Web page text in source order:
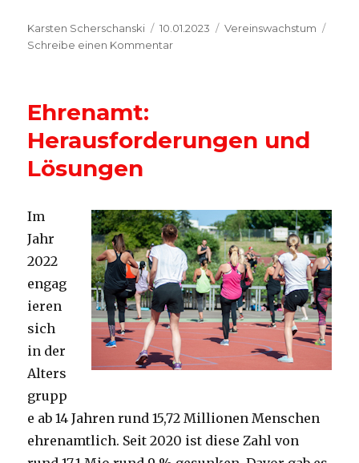
Autor
Karsten Scherschanski
Veröffentlicht
am
10.01.2023 Kategorien
Vereinswachstum
Schreibe einen Kommentarzu
Ehrenamt:
Herausforderungen und
Lösungen
Im
Jahr
2022
engag
ieren
sich
in der
Alters
grupp
e ab 14 Jahren rund 15,72 Millionen Menschen
ehrenamtlich. Seit 2020 ist diese Zahl von